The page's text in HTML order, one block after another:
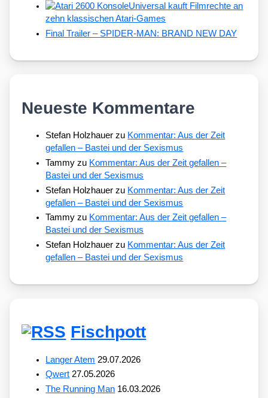
Universal kauft Filmrechte an
zehn klassischen Atari-Games
Final Trailer – SPIDER-MAN: BRAND NEW DAY
Neueste Kommentare
Stefan Holzhauer zu Kommentar: Aus der Zeit
gefallen – Bastei und der Sexismus
Tammy zu Kommentar: Aus der Zeit gefallen –
Bastei und der Sexismus
Stefan Holzhauer zu Kommentar: Aus der Zeit
gefallen – Bastei und der Sexismus
Tammy zu Kommentar: Aus der Zeit gefallen –
Bastei und der Sexismus
Stefan Holzhauer zu Kommentar: Aus der Zeit
gefallen – Bastei und der Sexismus
Fischpott
Langer Atem 29.07.2026
Qwert 27.05.2026
The Running Man 16.03.2026